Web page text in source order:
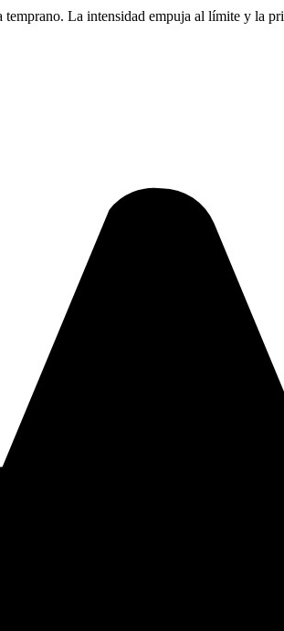
La intensidad empuja al límite y la